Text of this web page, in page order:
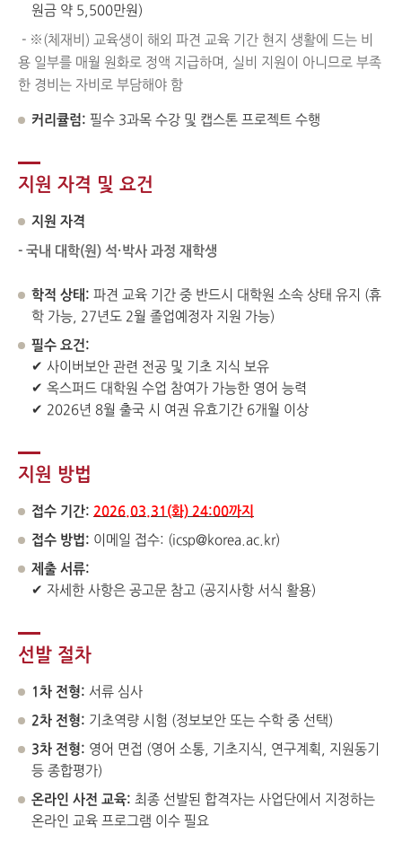
원금 약 5,500만원)
- ※(체재비) 교육생이 해외 파견 교육 기간 현지 생활에 드는 비
용 일부를 매월 원화로 정액 지급하며, 실비 지원이 아니므로 부족
한 경비는 자비로 부담해야 함
커리큘럼: 필수 3과목 수강 및 캡스톤 프로젝트 수행
지원 자격 및 요건
지원 자격
- 국내 대학(원) 석·박사 과정 재학생
학적 상태: 파견 교육 기간 중 반드시 대학원 소속 상태 유지 (휴
학 가능, 27년도 2월 졸업예정자 지원 가능)
필수 요건:
✔ 사이버보안 관련 전공 및 기초 지식 보유
✔ 옥스퍼드 대학원 수업 참여가 가능한 영어 능력
✔ 2026년 8월 출국 시 여권 유효기간 6개월 이상
지원 방법
접수 기간: 2026.03.31(화) 24:00까지
접수 방법: 이메일 접수: (icsp@korea.ac.kr)
제출 서류:
✔ 자세한 사항은 공고문 참고 (공지사항 서식 활용)
선발 절차
1차 전형: 서류 심사
2차 전형: 기초역량 시험 (정보보안 또는 수학 중 선택)
3차 전형: 영어 면접 (영어 소통, 기초지식, 연구계획, 지원동기
등 종합평가)
온라인 사전 교육: 최종 선발된 합격자는 사업단에서 지정하는
온라인 교육 프로그램 이수 필요